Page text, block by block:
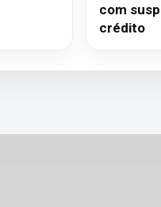
com
crédito